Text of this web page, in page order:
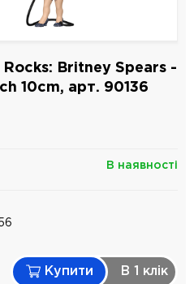
Rocks: Britney Spears -
10cm, арт. 90136
В наявності
Купити В 1 клiк